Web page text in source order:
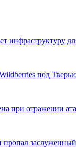
инфраструктуру
под
при отражении
пропал